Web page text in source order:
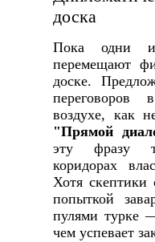
доска
Пока одни
перемещают
доске.
воздухе, как
"Прямой
эту фразу
коридорах
Хотя скептики
попыткой
пулями турке
чем успевает